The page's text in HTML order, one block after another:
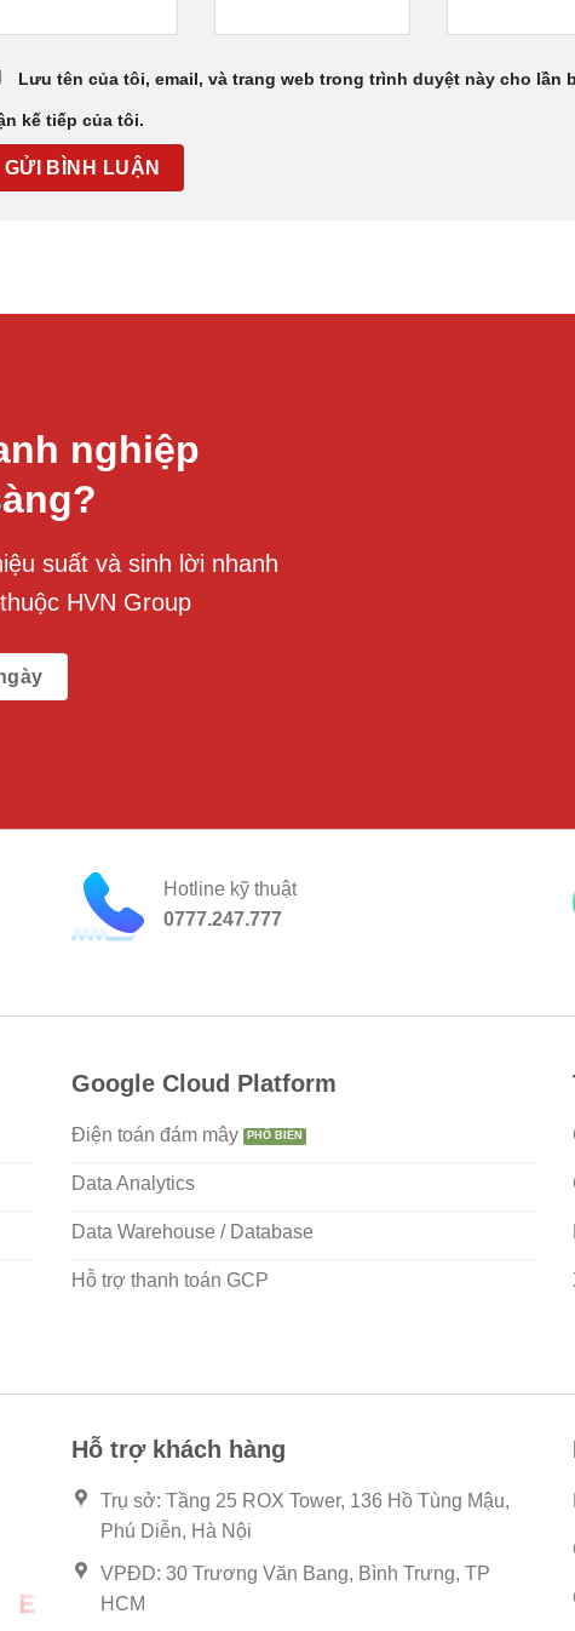
Lưu tên của tôi, email, và trang web trong trình duyệt này cho lần
kế tiếp của tôi.
nghiệp
suất và sinh lời nhanh
HVN Group
Hotline kỹ thuật
0777.247.777
Google Cloud Platform
Điện toán đám mây
Data Analytics
Data Warehouse / Database
Hỗ trợ thanh toán GCP
Hỗ trợ khách hàng
Trụ sở: Tầng 25 ROX Tower, 136 Hồ Tùng Mậu,
Phú Diễn, Hà Nội
VPĐD: 30 Trương Văn Bang, Bình Trưng, TP
HCM